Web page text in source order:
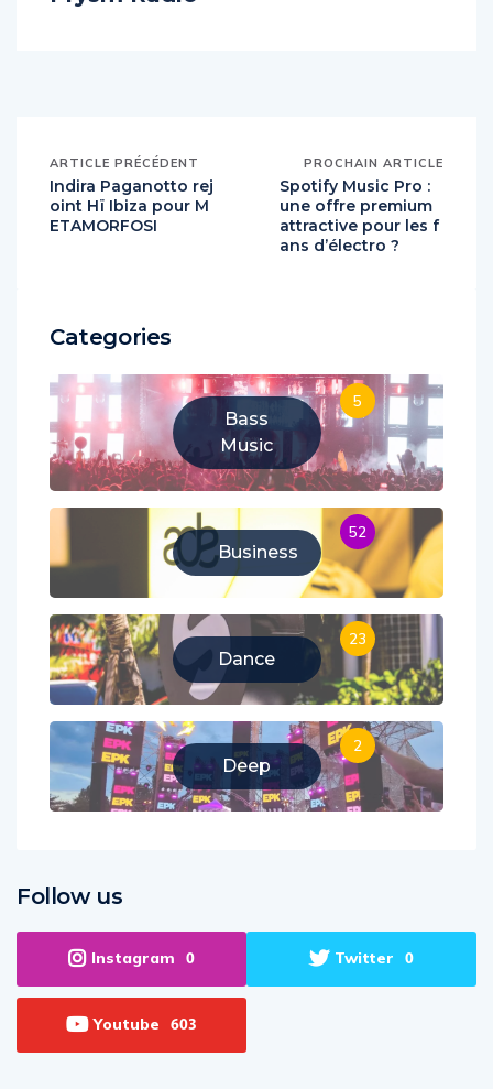
ARTICLE PRÉCÉDENT
Indira Paganotto rej
oint Hï Ibiza pour M
PROCHAIN ARTICLE
Spotify Music Pro :
une offre premium
attractive pour les f
Bass
Music
5
Business
52
Dance
23
Deep
2
0 0
603